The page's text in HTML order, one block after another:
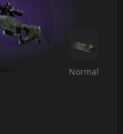
Normal